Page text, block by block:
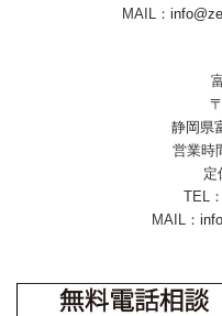
MAIL：
静岡県
営業時
定
TEL：
MAIL：